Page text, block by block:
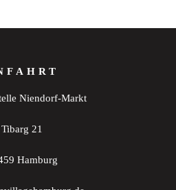
Niendorf-Markt
Tibarg 21
Hamburg